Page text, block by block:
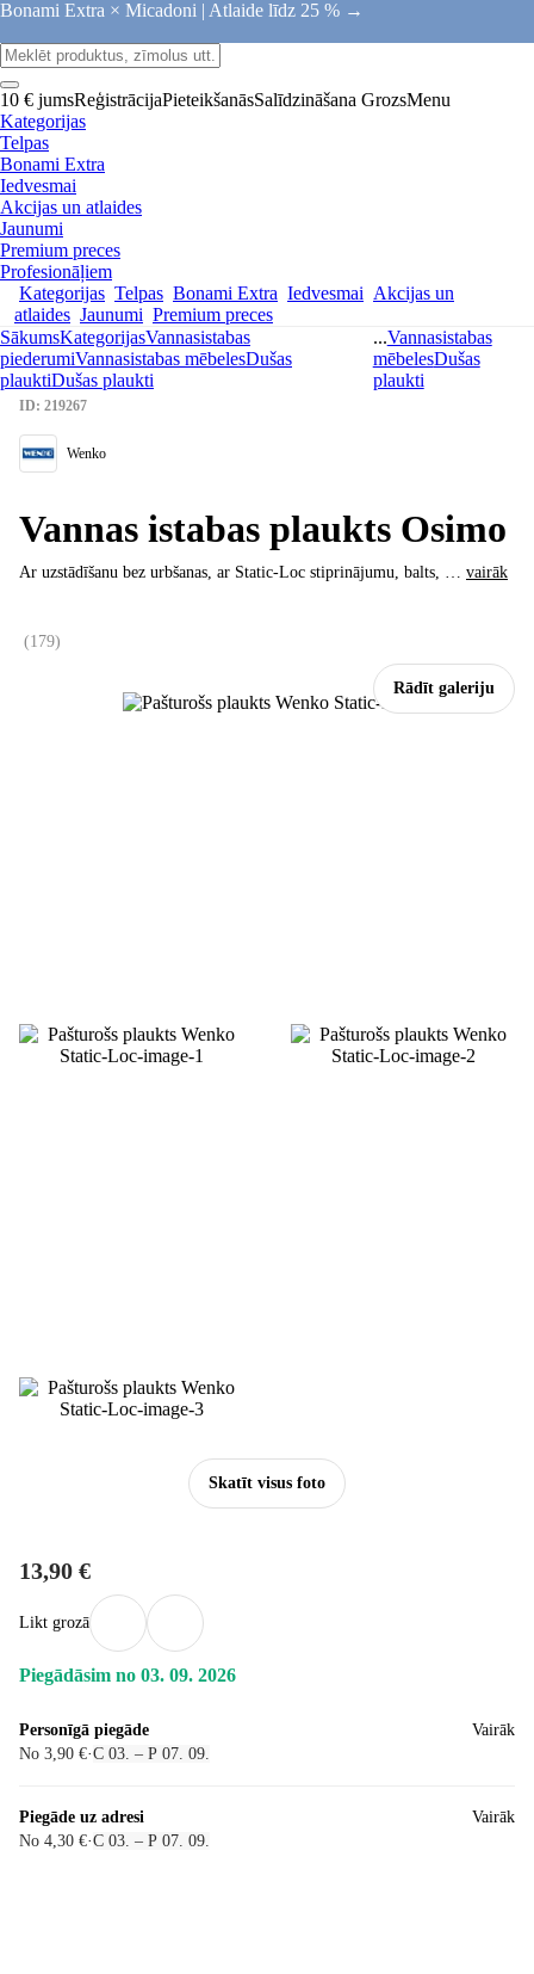
Bonami Extra × Micadoni | Atlaide līdz 25 % →
10 € jumsReģistrācijaPieteikšanāsSalīdzināšana GrozsMenu
Kategorijas
Telpas
Bonami Extra
Iedvesmai
Akcijas un atlaides
Jaunumi
Premium preces
Profesionāļiem
Kategorijas Telpas Bonami Extra Iedvesmai Akcijas un
atlaides Jaunumi Premium preces
SākumsKategorijasVannasistabas
piederumiVannasistabas mēbelesDušas
plauktiDušas plaukti
...Vannasistabas
mēbelesDušas
plaukti
Rādīt galeriju
Skatīt visus foto
ID: 219267
Wenko
Vannas istabas plaukts Osimo
Ar uzstādīšanu bez urbšanas, ar Static-Loc stiprinājumu, balts, … vairāk
(179)
13,90 €
Likt grozā
Piegādāsim no 03. 09. 2026
Personīgā piegāde
No 3,90 €·C 03. – P 07. 09.
Vairāk
Piegāde uz adresi
No 4,30 €·C 03. – P 07. 09.
Vairāk